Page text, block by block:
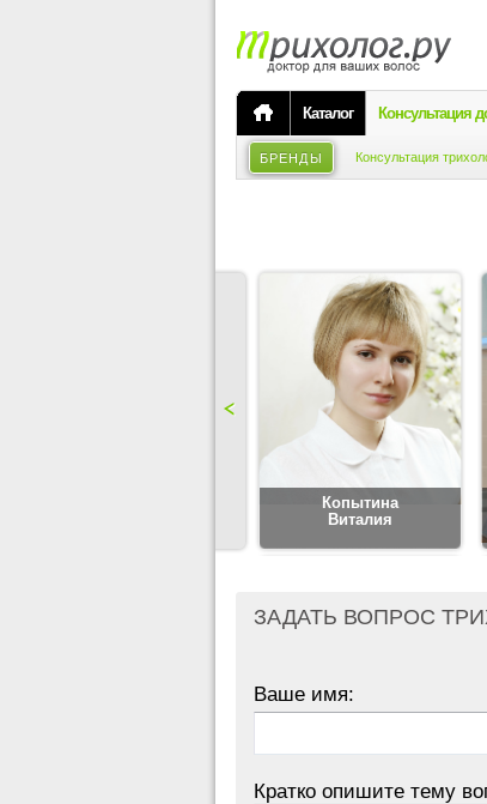
Каталог Консультация
БРЕНДЫ Консультация
Копытина
Виталия
ЗАДАТЬ ВОПРОС
Ваше имя:
Кратко опишите тему